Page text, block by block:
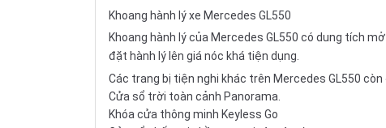
Khoang hành lý xe Mercedes GL550
Khoang hành lý của Mercedes GL550 có dung tích
đặt hành lý lên giá nóc khá tiện dụng.
Các trang bị tiện nghi khác trên Mercedes GL550 còn
Cửa sổ trời toàn cảnh Panorama.
Khóa cửa thông minh Keyless Go